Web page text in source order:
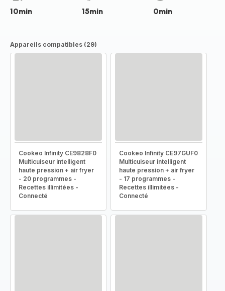
10min 15min 0min
Appareils compatibles (29)
Cookeo Infinity CE9828F0
Multicuiseur intelligent
haute pression + air fryer
- 20 programmes -
Recettes illimitées -
Connecté
Cookeo Infinity CE97GUF0
Multicuiseur intelligent
haute pression + air fryer
- 17 programmes -
Recettes illimitées -
Connecté